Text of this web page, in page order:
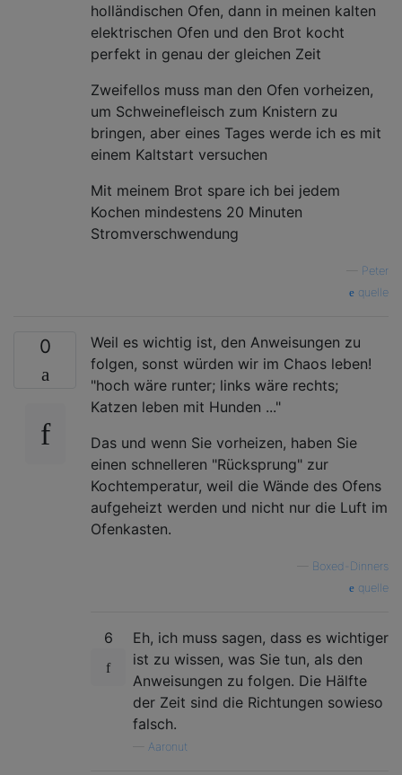
holländischen Ofen, dann in meinen kalten
elektrischen Ofen und den Brot kocht
perfekt in genau der gleichen Zeit
Zweifellos muss man den Ofen vorheizen,
um Schweinefleisch zum Knistern zu
bringen, aber eines Tages werde ich es mit
einem Kaltstart versuchen
Mit meinem Brot spare ich bei jedem
Kochen mindestens 20 Minuten
Stromverschwendung
Peter
quelle
0
Weil es wichtig ist, den Anweisungen zu
folgen, sonst würden wir im Chaos leben!
"hoch wäre runter; links wäre rechts;
Katzen leben mit Hunden ..."
Das und wenn Sie vorheizen, haben Sie
einen schnelleren "Rücksprung" zur
Kochtemperatur, weil die Wände des Ofens
aufgeheizt werden und nicht nur die Luft im
Ofenkasten.
Boxed-Dinners
quelle
6
Eh, ich muss sagen, dass es wichtiger
ist zu wissen, was Sie tun, als den
Anweisungen zu folgen. Die Hälfte
der Zeit sind die Richtungen sowieso
falsch.
Aaronut